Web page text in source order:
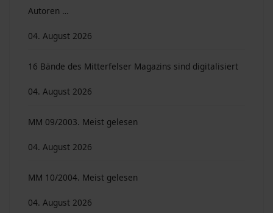
Autoren …
04. August 2026
16 Bände des Mitterfelser Magazins sind digitalisiert
04. August 2026
MM 09/2003. Meist gelesen
04. August 2026
MM 10/2004. Meist gelesen
04. August 2026